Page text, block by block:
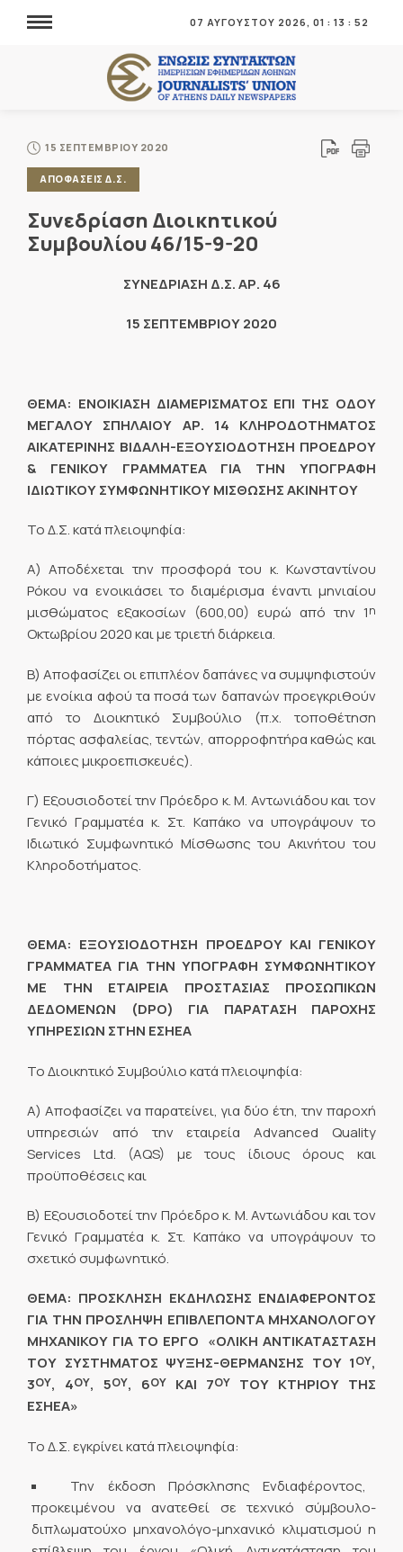
07 ΑΥΓΟΥΣΤΟΥ 2026, 01 : 13 : 53
15 ΣΕΠΤΕΜΒΡΙΟΥ 2020
ΑΠΟΦΑΣΕΙΣ Δ.Σ.
Συνεδρίαση Διοικητικού
Συμβουλίου 46/15-9-20
ΣΥΝΕΔΡΙΑΣΗ Δ.Σ. ΑΡ. 46
15 ΣΕΠΤΕΜΒΡΙΟΥ 2020
ΘΕΜΑ: ΕΝΟΙΚΙΑΣΗ ΔΙΑΜΕΡΙΣΜΑΤΟΣ ΕΠΙ ΤΗΣ ΟΔΟΥ
ΜΕΓΑΛΟΥ ΣΠΗΛΑΙΟΥ ΑΡ. 14 ΚΛΗΡΟΔΟΤΗΜΑΤΟΣ
ΑΙΚΑΤΕΡΙΝΗΣ ΒΙΔΑΛΗ-ΕΞΟΥΣΙΟΔΟΤΗΣΗ ΠΡΟΕΔΡΟΥ
& ΓΕΝΙΚΟΥ ΓΡΑΜΜΑΤΕΑ ΓΙΑ ΤΗΝ ΥΠΟΓΡΑΦΗ
ΙΔΙΩΤΙΚΟΥ ΣΥΜΦΩΝΗΤΙΚΟΥ ΜΙΣΘΩΣΗΣ ΑΚΙΝΗΤΟΥ
Το Δ.Σ. κατά πλειοψηφία:
Α) Αποδέχεται την προσφορά του κ. Κωνσταντίνου
Ρόκου να ενοικιάσει το διαμέρισμα έναντι μηνιαίου
μισθώματος εξακοσίων (600,00) ευρώ από την 1η
Οκτωβρίου 2020 και με τριετή διάρκεια.
Β) Αποφασίζει οι επιπλέον δαπάνες να συμψηφιστούν
με ενοίκια αφού τα ποσά των δαπανών προεγκριθούν
από το Διοικητικό Συμβούλιο (π.χ. τοποθέτηση
πόρτας ασφαλείας, τεντών, απορροφητήρα καθώς και
κάποιες μικροεπισκευές).
Γ) Εξουσιοδοτεί την Πρόεδρο κ. Μ. Αντωνιάδου και τον
Γενικό Γραμματέα κ. Στ. Καπάκο να υπογράψουν το
Ιδιωτικό Συμφωνητικό Μίσθωσης του Ακινήτου του
Κληροδοτήματος.
ΘΕΜΑ: ΕΞΟΥΣΙΟΔΟΤΗΣΗ ΠΡΟΕΔΡΟΥ ΚΑΙ ΓΕΝΙΚΟΥ
ΓΡΑΜΜΑΤΕΑ ΓΙΑ ΤΗΝ ΥΠΟΓΡΑΦΗ ΣΥΜΦΩΝΗΤΙΚΟΥ
ΜΕ THN ΕΤΑΙΡΕΙΑ ΠΡΟΣΤΑΣΙΑΣ ΠΡΟΣΩΠΙΚΩΝ
ΔΕΔΟΜΕΝΩΝ (DPO) ΓΙΑ ΠΑΡΑΤΑΣΗ ΠΑΡΟΧΗΣ
ΥΠΗΡΕΣΙΩΝ ΣΤΗΝ ΕΣΗΕΑ
Το Διοικητικό Συμβούλιο κατά πλειοψηφία:
Α) Αποφασίζει να παρατείνει, για δύο έτη, την παροχή
υπηρεσιών από την εταιρεία Advanced Quality
Services Ltd. (AQS) με τους ίδιους όρους και
προϋποθέσεις και
Β) Εξουσιοδοτεί την Πρόεδρο κ. Μ. Αντωνιάδου και τον
Γενικό Γραμματέα κ. Στ. Καπάκο να υπογράψουν το
σχετικό συμφωνητικό.
ΘΕΜΑ: ΠΡΟΣΚΛΗΣΗ ΕΚΔΗΛΩΣΗΣ ΕΝΔΙΑΦΕΡΟΝΤΟΣ
ΓΙΑ ΤΗΝ ΠΡΟΣΛΗΨΗ ΕΠΙΒΛΕΠΟΝΤΑ ΜΗΧΑΝΟΛΟΓΟΥ
ΜΗΧΑΝΙΚΟΥ ΓΙΑ ΤΟ ΕΡΓΟ «ΟΛΙΚΗ ΑΝΤΙΚΑΤΑΣΤΑΣΗ
ΤΟΥ ΣΥΣΤΗΜΑΤΟΣ ΨΥΞΗΣ-ΘΕΡΜΑΝΣΗΣ ΤΟΥ 1ΟΥ,
3ΟΥ, 4ΟΥ, 5ΟΥ, 6ΟΥ ΚΑΙ 7ΟΥ
ΤΟΥ ΚΤΗΡΙΟΥ ΤΗΣ
ΕΣΗΕΑ»
Το Δ.Σ. εγκρίνει κατά πλειοψηφία:
Την έκδοση Πρόσκλησης Ενδιαφέροντος,
προκειμένου να ανατεθεί σε τεχνικό σύμβουλο-
διπλωματούχο μηχανολόγο-μηχανικό κλιματισμού η